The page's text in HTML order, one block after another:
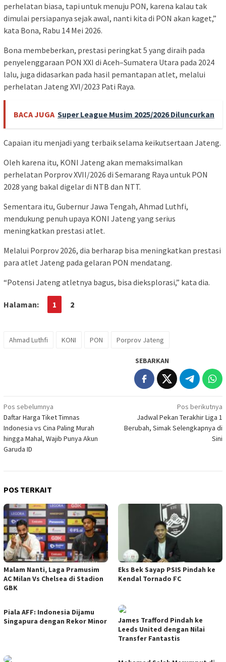
perhelatan biasa, tapi untuk menuju PON, karena kalau tak
dimulai persiapanya sejak awal, nanti kita di PON akan kaget,”
kata Bona, Rabu 14 Mei 2026.
Bona membeberkan, prestasi peringkat 5 yang diraih pada
penyelenggaraan PON XXI di Aceh–Sumatera Utara pada 2024
lalu, juga didasarkan pada hasil pemantapan atlet, melalui
perhelatan Jateng XVI/2023 Pati Raya.
BACA JUGA Super League Musim 2025/2026 Diluncurkan
Capaian itu menjadi yang terbaik selama keikutsertaan Jateng.
Oleh karena itu, KONI Jateng akan memaksimalkan
perhelatan Porprov XVII/2026 di Semarang Raya untuk PON
2028 yang bakal digelar di NTB dan NTT.
Sementara itu, Gubernur Jawa Tengah, Ahmad Luthfi,
mendukung penuh upaya KONI Jateng yang serius
meningkatkan prestasi atlet.
Melalui Porprov 2026, dia berharap bisa meningkatkan prestasi
para atlet Jateng pada gelaran PON mendatang.
“Potensi Jateng atletnya bagus, bisa dieksplorasi,” kata dia.
Halaman: 1 2
Ahmad Luthfi KONI PON Porprov Jateng
SEBARKAN
Navigasi
pos
Pos sebelumnya
Daftar Harga Tiket Timnas
Indonesia vs Cina Paling Murah
hingga Mahal, Wajib Punya Akun
Garuda ID
Pos berikutnya
Jadwal Pekan Terakhir Liga 1
Berubah, Simak Selengkapnya di
Sini
POS TERKAIT
Malam Nanti, Laga Pramusim
AC Milan Vs Chelsea di Stadion
GBK
Eks Bek Sayap PSIS Pindah ke
Kendal Tornado FC
Piala AFF: Indonesia Dijamu
Singapura dengan Rekor Minor
James Trafford Pindah ke
Leeds United dengan Nilai
Transfer Fantastis